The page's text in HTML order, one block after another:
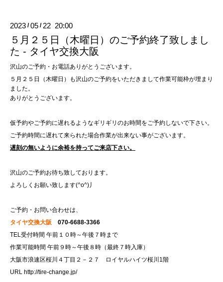
2023 /05 / 22 20:00
５月２５日（木曜日）のご予約終了致しまし
た - タイヤ交換大阪
沢山のご予約・お電話ありがとうございます。
５月２５日（木曜日）も沢山のご予約をいただきまして作業可能枠が埋まり
ました。
ありがとうございます。
仮予約やご予約に遅れるようなギリギリのお時間をご予約しないで下さい。
ご予約時間に遅れて来られた場合作業が出来ない事がございます。
遅刻の無いように余裕を持ってご来店下さい。
沢山のご予約お待ち致しております。
よろしくお願い致します(^o^)丿
ご予約・お問い合わせは、
タイヤ交換大阪 070-6688-3366
TEL受付時間 午前１０時～午後７時まで
作業可能時間 午前９時～午後８時（最終７時入庫）
大阪市浪速区桜川４丁目２－２７ ロイヤルハイツ桜川1階
URL http://tire-change.jp/